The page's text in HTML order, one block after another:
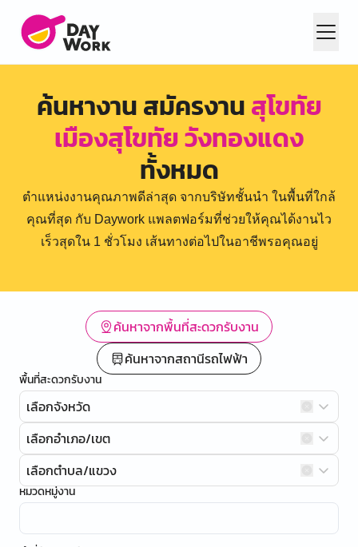
ค้นหางาน สมัครงานสุโขทัย
เมืองสุโขทัย วังทองแดง
ทั้งหมด
ตำแหน่งงานคุณภาพดีล่าสุด จากบริษัทชั้นนำ ในพื้นที่ใกล้
คุณที่สุด กับ Daywork แพลตฟอร์มที่ช่วยให้คุณได้งานไว
เร็วสุดใน 1 ชั่วโมง เส้นทางต่อไปในอาชีพรอคุณอยู่
ค้นหาจากพื้นที่สะดวกรับงาน
ค้นหาจากสถานีรถไฟฟ้า
พื้นที่สะดวกรับงาน
เลือกจังหวัด
เลือกอำเภอ/เขต
เลือกตำบล/แขวง
หมวดหมู่งาน